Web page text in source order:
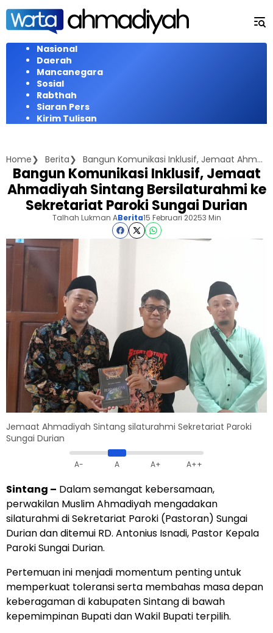
Langsung
konten
Nasional
Daerah
Mancanegara
Sosial
Rabthah
Siaran Pers
Kirim Tulisan
Home Berita Bangun Komunikasi Inklusif, Jemaat Ahmadiyah Sintang Bersilaturahmi ke Sekretariat Paroki Sungai Durian
Bangun Komunikasi Inklusif, Jemaat
Ahmadiyah Sintang Bersilaturahmi ke
Sekretariat Paroki Sungai Durian
Talhah Lukman ABerita15 Februari 20253 Min
Jemaat Ahmadiyah Sintang silaturahmi Sekretariat Paroki
Sungai Durian
A- A A+ A++
Sintang – Dalam semangat kebersamaan,
perwakilan Muslim Ahmadiyah mengadakan
silaturahmi di Sekretariat Paroki (Pastoran) Sungai
Durian dan ditemui RD. Antonius Isnadi, Pastor Kepala
Paroki Sungai Durian.
Pertemuan ini menjadi momentum penting untuk
memperkuat toleransi serta membahas masa depan
keberagaman di kabupaten Sintang di bawah
kepemimpinan Bupati dan Wakil Bupati terpilih.